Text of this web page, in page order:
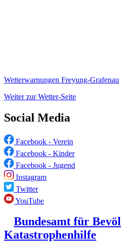
Wetterwarnungen Freyung-Grafenau
Weiter zur Wetter-Seite
Social Media
Facebook - Verein
Facebook - Kinder
Facebook - Jugend
Instagram
Twitter
YouTube
Bundesamt für
Katastrophenhilfe